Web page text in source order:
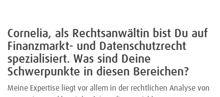
Cornelia, als Rechtsanwältin bist Du auf
Finanzmarkt- und Datenschutzrecht
spezialisiert. Was sind Deine
Schwerpunkte in diesen Bereichen?
Meine Expertise liegt vor allem in der rechtlichen Analyse von